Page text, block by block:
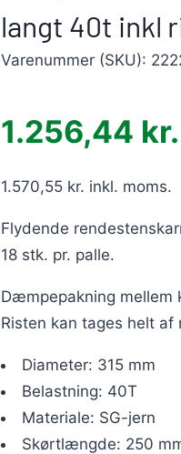
langt 40t inkl
Varenummer (SKU):
1.256,44 kr.
1.570,55 kr. inkl. moms.
Flydende
18 stk. pr. palle.
Dæmpepakning mellem
Risten kan tages helt af
Diameter: 315 mm
Belastning: 40T
Materiale: SG-jern
Skørtlængde: 250